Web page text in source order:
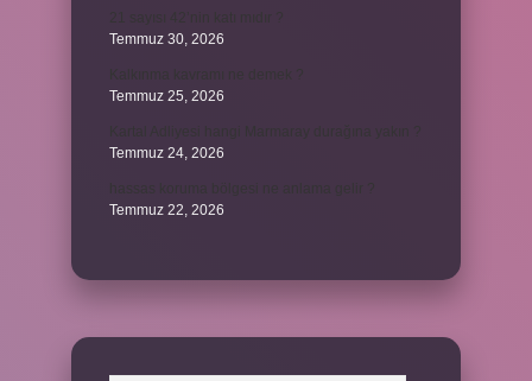
Temmuz 30, 2026
Temmuz 25, 2026
Temmuz 24, 2026
Temmuz 22, 2026